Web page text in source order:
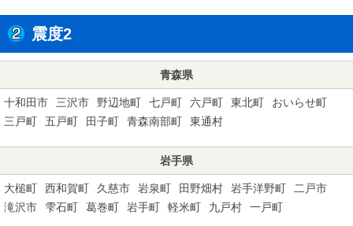
震度2
青森県
十和田市 三沢市 野辺地町 七戸町 六戸町 東北町
おいらせ町
三戸町
五戸町 田子町 青森南部町 東通村
岩手県
大槌町 西和賀町 久慈市 岩泉町 田野畑村 岩手洋野町
二戸市
滝沢市
雫石町 葛巻町 岩手町 軽米町 九戸村 一戸町